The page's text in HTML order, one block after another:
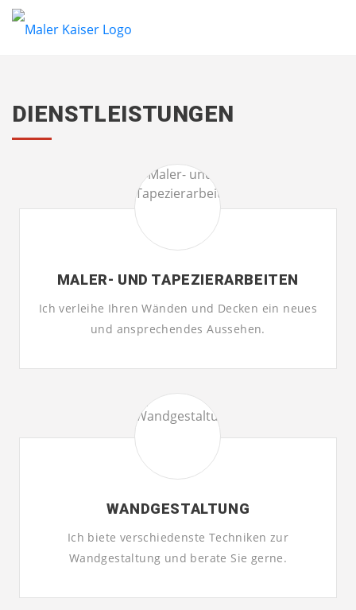
DIENSTLEISTUNGEN
MALER- UND TAPEZIERARBEITEN
Ich verleihe Ihren Wänden und Decken ein neues
und ansprechendes Aussehen.
WANDGESTALTUNG
Ich biete verschiedenste Techniken zur
Wandgestaltung und berate Sie gerne.